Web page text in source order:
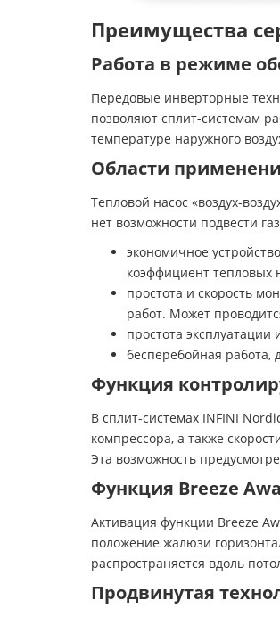
Преимущества
Работа в режиме
Передовые инверторные
позволяют сплит-системам
температуре наружного
Области
Тепловой насос «воздух-
нет возможности подвести
экономичное
коэффициент тепловых
простота и скорость
работ. Может
простота эксплуатации
бесперебойная работа,
Функция
В сплит-системах INFINI
компрессора, а также
Эта возможность
Функция Breeze
Активация функции Breeze
положение жалюзи
распространяется вдоль
Продвинутая